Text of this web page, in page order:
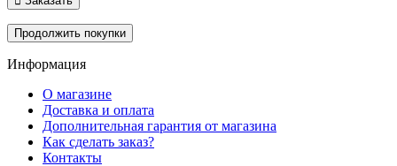
Продолжить покупки
Информация
О магазине
Доставка и оплата
Дополнительная гарантия от магазина
Как сделать заказ?
Контакты